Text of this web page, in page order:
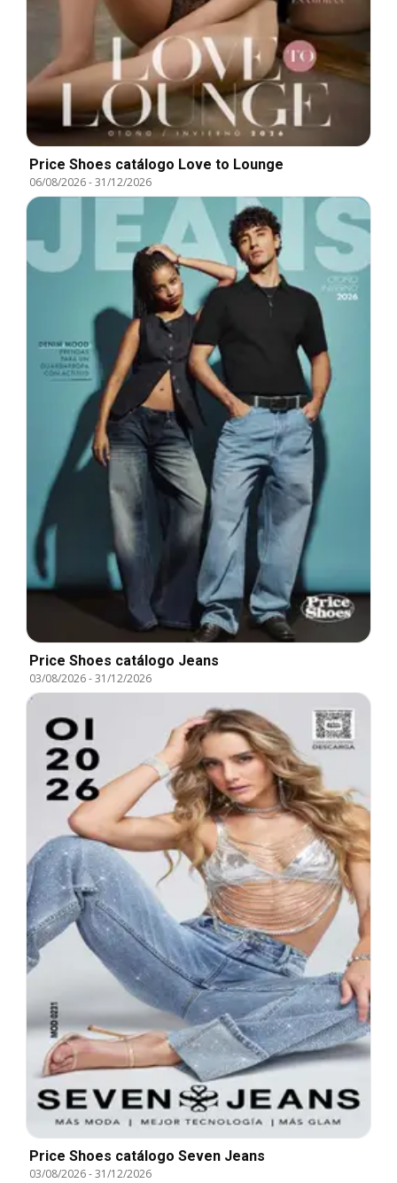
Price Shoes catálogo Love to Lounge
06/08/2026-31/12/2026
Price Shoes catálogo Jeans
03/08/2026-31/12/2026
Price Shoes catálogo Seven Jeans
03/08/2026-31/12/2026